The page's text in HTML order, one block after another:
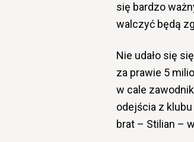
się bardzo
walczyć będą
Nie udało się
za prawie 5
w cale
odejścia z
brat – Stilian –